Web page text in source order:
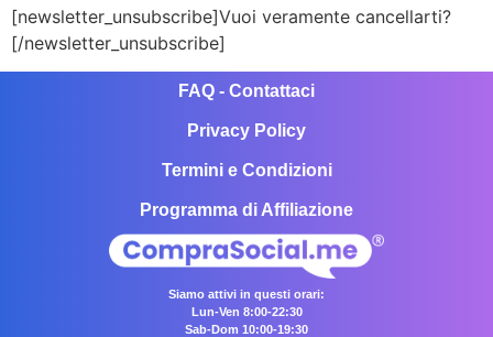
[newsletter_unsubscribe]Vuoi veramente cancellarti?
[/newsletter_unsubscribe]
FAQ - Contattaci
Privacy Policy
Termini e Condizioni
Programma di Affiliazione
Siamo attivi in questi orari:
Lun-Ven 8:00-22:30
Sab-Dom 10:00-19:30